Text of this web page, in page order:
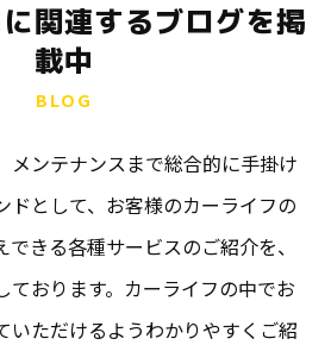
関連するブログを掲
載中
BLOG
メンテナンスまで総合的に手掛け
ドとして、お客様のカーライフの
きる各種サービスのご紹介を、
ております。カーライフの中でお
いただけるようわかりやすくご紹